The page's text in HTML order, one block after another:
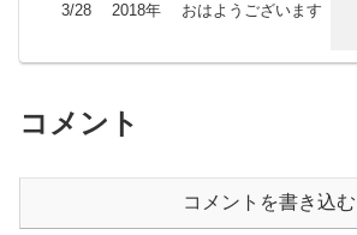
3/28 2018年 おはようございます
コメント
コメントを書き込む